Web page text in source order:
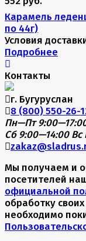
Карамель
по 44г)
Условия
Подробнее
Контакты
г. Бугуруслан
8 (800) 550-26-
Пн—Пт
Сб 9:00—14:00 Вс
Мы получаем и
посетителей
официальной
обработку
необходимо